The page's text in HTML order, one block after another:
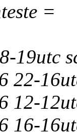
=
19utc
22-
12-
16-